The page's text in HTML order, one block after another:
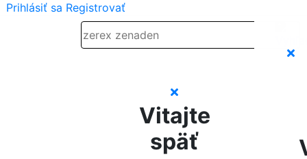
Prihlásiť sa Registrovať
Vitajte
späť